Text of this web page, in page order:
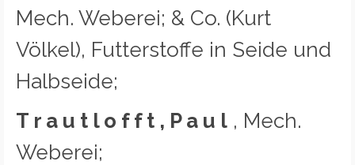
Mech. Weberei; & Co. (Kurt
Völkel), Futterstoffe in Seide und
Halbseide;
T r a u t l o f f t , P a u l , Mech.
Weberei;